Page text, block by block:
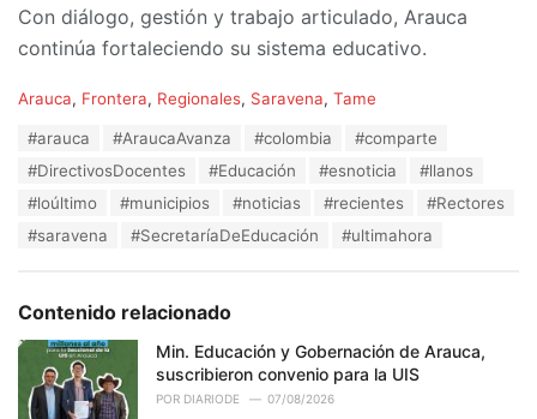
Con diálogo, gestión y trabajo articulado, Arauca
continúa fortaleciendo su sistema educativo.
C
:
Arauca, Frontera, Regionales, Saravena, Tame
#arauca #AraucaAvanza #colombia
#comparte
#DirectivosDocentes
#Educación #esnoticia
#llanos
#loúltimo
#municipios #noticias #recientes
#Rectores
#saravena
#SecretaríaDeEducación #ultimahora
Contenido relacionado
Min. Educación y Gobernación de Arauca,
suscribieron convenio para la UIS
POR DIARIODE 07/08/2026